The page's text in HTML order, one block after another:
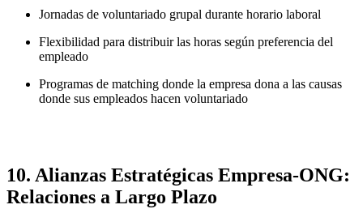
Jornadas de voluntariado grupal durante horario laboral
Flexibilidad para distribuir las horas según preferencia del
empleado
Programas de matching donde la empresa dona a las causas
donde sus empleados hacen voluntariado
10. Alianzas Estratégicas Empresa-ONG:
Relaciones a Largo Plazo